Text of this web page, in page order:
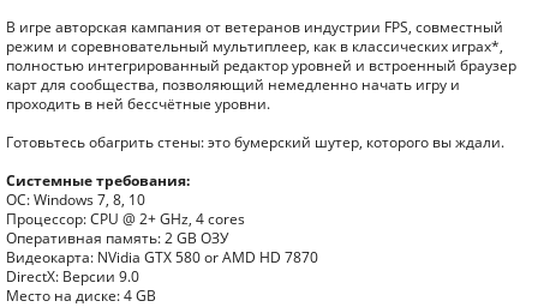
В игре авторская кампания от ветеранов индустрии FPS, совместный
режим и соревновательный мультиплеер, как в классических играх*,
полностью интегрированный редактор уровней и встроенный браузер
карт для сообщества, позволяющий немедленно начать игру и
проходить в ней бессчётные уровни.
Готовьтесь обагрить стены: это бумерский шутер, которого вы ждали.
Системные требования:
ОС: Windows 7, 8, 10
Процессор: CPU @ 2+ GHz, 4 cores
Оперативная память: 2 GB ОЗУ
Видеокарта: NVidia GTX 580 or AMD HD 7870
DirectX: Версии 9.0
Место на диске: 4 GB